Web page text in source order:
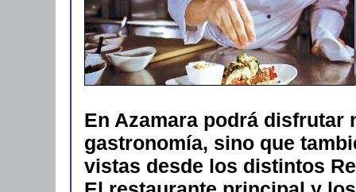
En Azamara podrá disfrutar
gastronomía, sino que
vistas desde los distintos